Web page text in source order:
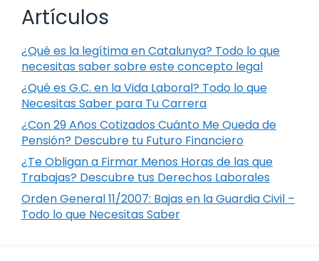
Artículos
¿Qué es la legítima en Catalunya? Todo lo que
necesitas saber sobre este concepto legal
¿Qué es G.C. en la Vida Laboral? Todo lo que
Necesitas Saber para Tu Carrera
¿Con 29 Años Cotizados Cuánto Me Queda de
Pensión? Descubre tu Futuro Financiero
¿Te Obligan a Firmar Menos Horas de las que
Trabajas? Descubre tus Derechos Laborales
Orden General 11/2007: Bajas en la Guardia Civil –
Todo lo que Necesitas Saber